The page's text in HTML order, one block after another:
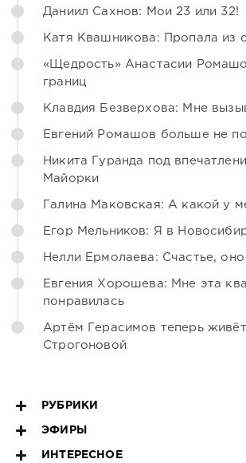
Даниил Сахнов: Мои 23 или 32!
Катя Квашникова: Пропала из
«Щедрость» Анастасии
границ
Клавдия Безверхова: Мне
Евгений Ромашов больше не
Никита Гуранда под
Майорки
Галина Маковская: А какой у
Егор Мельников: Я в
Нелли Ермолаева: Счастье, оно
Евгения Хорошева: Мне эта
понравилась
Артём Герасимов теперь
Строгоновой
РУБРИКИ
ЭФИРЫ
ИНТЕРЕСНОЕ